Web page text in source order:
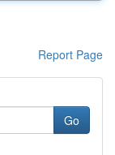
Report Page
Go